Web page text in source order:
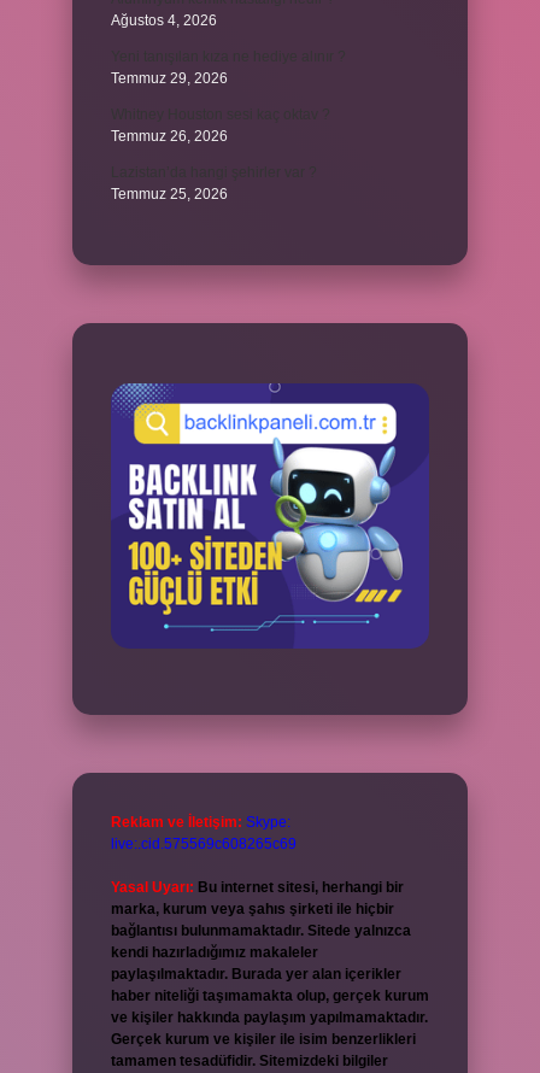
Ağustos 4, 2026
Temmuz 29, 2026
Temmuz 26, 2026
Temmuz 25, 2026
Reklam ve İletişim: Skype:
live:.cid.575569c608265c69
Yasal Uyarı: Bu internet sitesi, herhangi bir
marka, kurum veya şahıs şirketi ile hiçbir
bağlantısı bulunmamaktadır. Sitede yalnızca
kendi hazırladığımız makaleler
paylaşılmaktadır. Burada yer alan içerikler
haber niteliği taşımamakta olup, gerçek kurum
ve kişiler hakkında paylaşım yapılmamaktadır.
Gerçek kurum ve kişiler ile isim benzerlikleri
tamamen tesadüfidir. Sitemizdeki bilgiler